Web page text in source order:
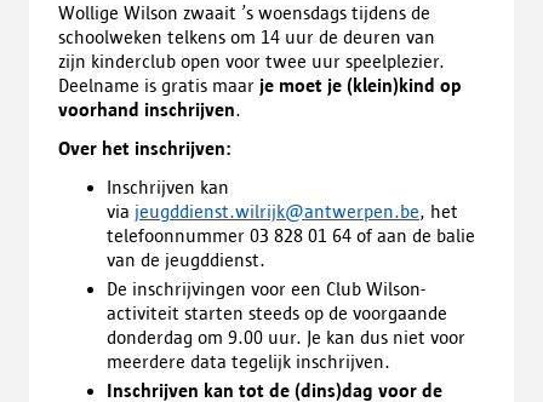
Wollige Wilson zwaait ’s woensdags tijdens de
schoolweken telkens om 14 uur de deuren van
zijn kinderclub open voor twee uur speelplezier.
Deelname is gratis maar je moet je (klein)kind op
voorhand inschrijven.
Over het inschrijven:
Inschrijven kan
via jeugddienst.wilrijk@antwerpen.be, het
telefoonnummer 03 828 01 64 of aan de balie
van de jeugddienst.
De inschrijvingen voor een Club Wilson-
activiteit starten steeds op de voorgaande
donderdag om 9.00 uur. Je kan dus niet voor
meerdere data tegelijk inschrijven.
Inschrijven kan tot de (dins)dag voor de